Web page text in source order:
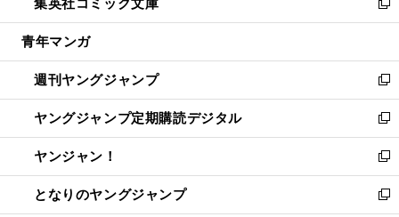
で
開
ド
ウ
開
く
ィ
ン
ウ
で
開
く
い
ウ
ン
ド
ウ
で
開
く
新
し
ウ
ィ
ン
ド
ウ
で
開
く
青年マンガ
週刊ヤングジャンプ
新
し
い
ウ
ィ
ン
ド
ヤングジャンプ定期購読デジタル
新
し
い
ウ
ィ
ヤンジャン！
新
し
い
となりのヤングジャンプ
新